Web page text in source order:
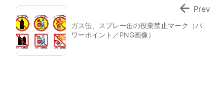
ガス缶、スプレー缶の投棄禁止マーク（パ
ワーポイント／PNG画像）
 Prev